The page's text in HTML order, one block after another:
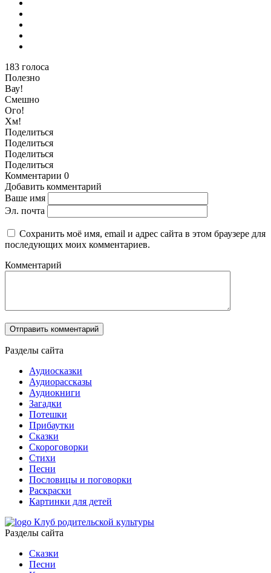
183 голоса
Полезно
Вау!
Смешно
Ого!
Хм!
Поделиться
Поделиться
Поделиться
Поделиться
Комментарии 0
Добавить комментарий
Ваше имя
Эл. почта
Сохранить моё имя, email и адрес сайта в этом браузере для
последующих моих комментариев.
Комментарий
Разделы сайта
Аудиосказки
Аудиорассказы
Аудиокниги
Загадки
Потешки
Прибаутки
Сказки
Скороговорки
Стихи
Песни
Пословицы и поговорки
Раскраски
Картинки для детей
Клуб родительской культуры
Разделы сайта
Сказки
Песни